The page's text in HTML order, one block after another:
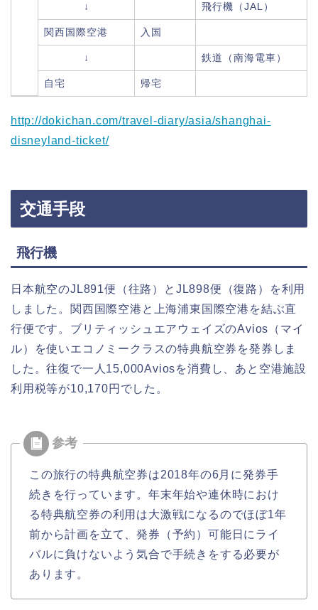
↓ 飛行機（JAL）
関西国際空港 入国
↓ 鉄道（南海電車）
自宅 帰宅
http://dokichan.com/travel-diary/asia/shanghai-
disneyland-ticket/
交通手段
飛行機
日本航空のJL891便（往路）とJL898便（復路）を利用
しました。関西国際空港と上海浦東国際空港を結ぶ直
行便です。ブリティッシュエアウェイズのAvios（マイ
ル）を使いエコノミークラスの特典航空券を発券しま
した。往復で一人15,000Aviosを消費し、あと空港施設
利用税等が10,170円でした。
この旅行の特典航空券は2018年の6月に発券手
続きを行っています。年末年始や連休時におけ
る特典航空券の利用は大激戦になるのでほぼ1年
前から計画を立て、発券（予約）可能日にライ
バルに負けないよう気合で手続きをする必要が
あります。